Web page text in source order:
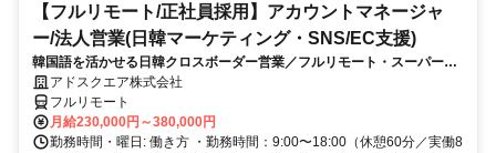
【フルリモート/正社員採用】アカウントマネージャ
ー/法人営業(日韓マーケティング・SNS/EC支援)
韓国語を活かせる日韓クロスボーダー営業／フルリモート・スーパーフ
レックス
アドスクエア株式会社
フルリモート
月給230,000円～380,000円
勤務時間・曜日: 働き方 ・勤務時間：9:00〜18:00（休憩60分／実働8